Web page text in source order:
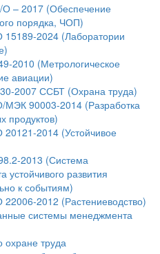
– 2017 (Обеспечение
порядка, ЧОП)
2024 (Лаборатории
2010 (Метрологическое
авиации)
2007 ССБТ (Охрана труда)
90003-2014 (Разработка
продуктов)
2014 (Устойчивое
2013 (Система
устойчивого развития
к событиям)
2012 (Растениеводство)
системы менеджмента
труда